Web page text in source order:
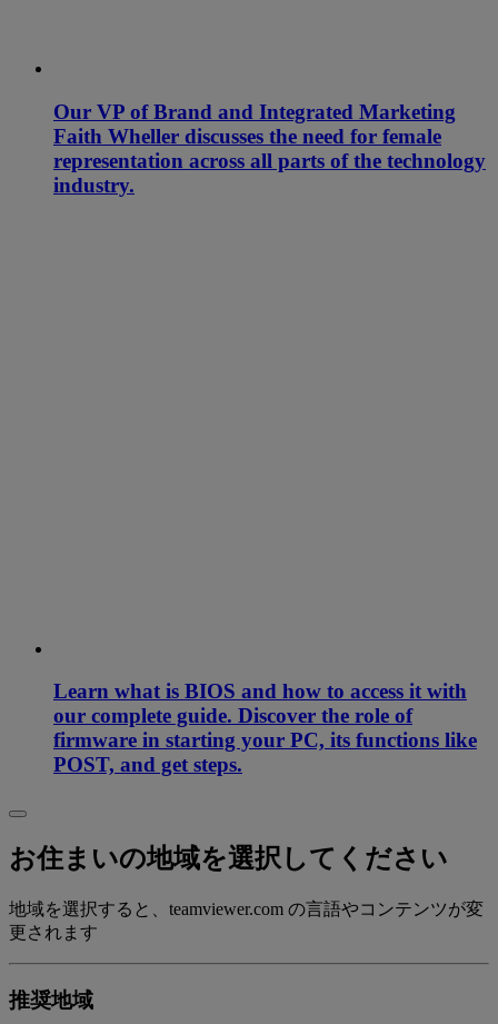
Our VP of Brand and Integrated Marketing
Faith Wheller discusses the need for female
representation across all parts of the technology
industry.
Learn what is BIOS and how to access it with
our complete guide. Discover the role of
firmware in starting your PC, its functions like
POST, and get steps.
お住まいの地域を選択してください
地域を選択すると、teamviewer.com の言語やコンテンツが変
更されます
推奨地域